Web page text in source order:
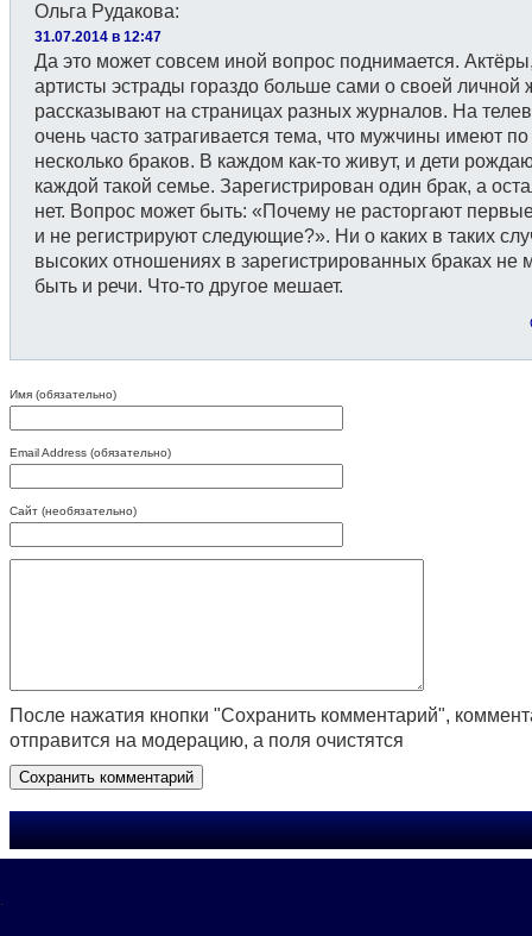
Ольга Рудакова:
31.07.2014 в 12:47
Да это может совсем иной вопрос поднимается.
артисты эстрады гораздо больше сами о своей личной
рассказывают на страницах разных журналов. На
очень часто затрагивается тема, что мужчины имеют по
несколько браков. В каждом как-то живут, и дети
каждой такой семье. Зарегистрирован один брак, а
нет. Вопрос может быть: «Почему не расторгают
и не регистрируют следующие?». Ни о каких в таких
высоких отношениях в зарегистрированных браках не
быть и речи. Что-то другое мешает.
Имя (обязательно)
Email Address (обязательно)
Сайт (необязательно)
После нажатия кнопки "Сохранить комментарий",
отправится на модерацию, а поля очистятся
.